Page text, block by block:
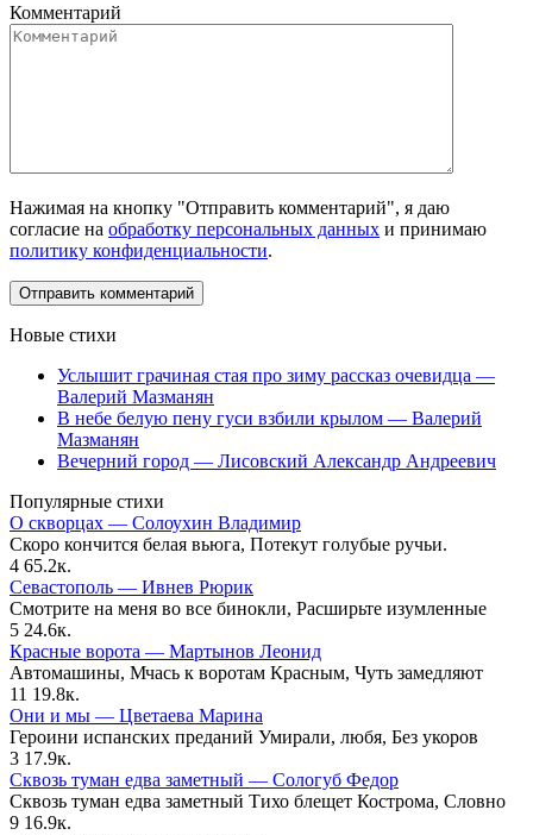
Комментарий
Нажимая на кнопку "Отправить комментарий", я даю
согласие на обработку персональных данных и принимаю
политику конфиденциальности.
Новые стихи
Услышит грачиная стая про зиму рассказ очевидца —
Валерий Мазманян
В небе белую пену гуси взбили крылом — Валерий
Мазманян
Вечерний город — Лисовский Александр Андреевич
Популярные стихи
О скворцах — Солоухин Владимир
Скоро кончится белая вьюга, Потекут голубые ручьи.
4 65.2к.
Севастополь — Ивнев Рюрик
Смотрите на меня во все бинокли, Расширьте изумленные
5 24.6к.
Красные ворота — Мартынов Леонид
Автомашины, Мчась к воротам Красным, Чуть замедляют
11 19.8к.
Они и мы — Цветаева Марина
Героини испанских преданий Умирали, любя, Без укоров
3 17.9к.
Сквозь туман едва заметный — Сологуб Федор
Сквозь туман едва заметный Тихо блещет Кострома, Словно
9 16.9к.